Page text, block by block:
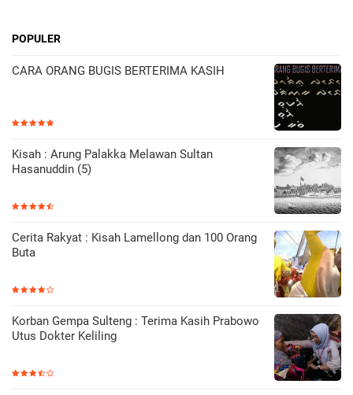
POPULER
CARA ORANG BUGIS BERTERIMA KASIH
Kisah : Arung Palakka Melawan Sultan
Hasanuddin (5)
Cerita Rakyat : Kisah Lamellong dan 100 Orang
Buta
Korban Gempa Sulteng : Terima Kasih Prabowo
Utus Dokter Keliling